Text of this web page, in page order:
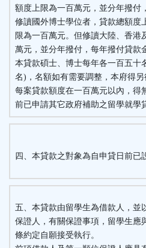
額度上限為一百萬元，並分年撥付
修讀國外博士學位者，貸款總額度
限為一百萬元。但修讀大陸、香
萬元，並分年撥付，每年撥付貸款
本貸款碩士、博士每年各一百五十
名)，名額如有需要調整，本府得另
每案貸款額度在一百萬元以內，得
前已申請其它政府補助之留學就學
四、本貸款之對象為自申貸日前已
五、本貸款由留學生為借款人，並
保證人，有關保證事項，留學生應
條約定自願接受執行。